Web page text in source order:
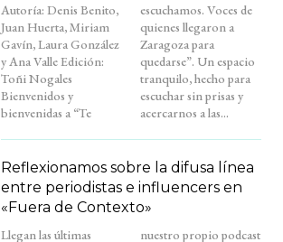
Autoría: Denis Benito,
Juan Huerta, Miriam
Gavín, Laura González
y Ana Valle Edición:
Toñi Nogales
Bienvenidos y
bienvenidas a “Te
escuchamos. Voces de
quienes llegaron a
Zaragoza para
quedarse”. Un espacio
tranquilo, hecho para
escuchar sin prisas y
acercarnos a las...
Reflexionamos sobre la difusa línea
entre periodistas e influencers en
«Fuera de Contexto»
Llegan las últimas
nuestro propio podcast